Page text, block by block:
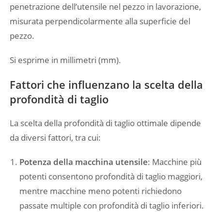
penetrazione dell’utensile nel pezzo in lavorazione,
misurata perpendicolarmente alla superficie del
pezzo.
Si esprime in millimetri (mm).
Fattori che influenzano la scelta della
profondità di taglio
La scelta della profondità di taglio ottimale dipende
da diversi fattori, tra cui:
Potenza della macchina utensile: Macchine più
potenti consentono profondità di taglio maggiori,
mentre macchine meno potenti richiedono
passate multiple con profondità di taglio inferiori.